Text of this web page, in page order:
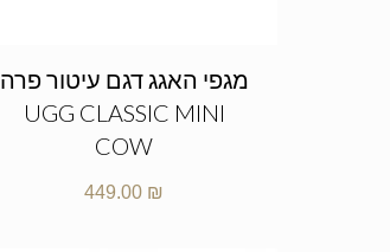
מגפי האגג דגם עיטור פרה
UGG CLASSIC MINI
COW
449.00 ₪